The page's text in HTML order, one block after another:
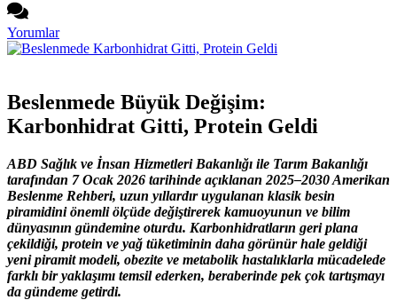
Yorumlar
Beslenmede Büyük Değişim:
Karbonhidrat Gitti, Protein Geldi
ABD Sağlık ve İnsan Hizmetleri Bakanlığı ile Tarım Bakanlığı
tarafından 7 Ocak 2026 tarihinde açıklanan 2025–2030 Amerikan
Beslenme Rehberi, uzun yıllardır uygulanan klasik besin
piramidini önemli ölçüde değiştirerek kamuoyunun ve bilim
dünyasının gündemine oturdu. Karbonhidratların geri plana
çekildiği, protein ve yağ tüketiminin daha görünür hale geldiği
yeni piramit modeli, obezite ve metabolik hastalıklarla mücadelede
farklı bir yaklaşımı temsil ederken, beraberinde pek çok tartışmayı
da gündeme getirdi.